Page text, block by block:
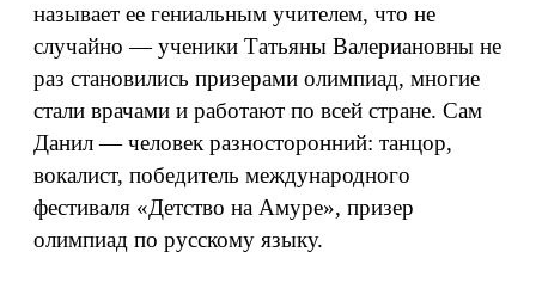
называет ее гениальным учителем, что не
случайно — ученики Татьяны Валериановны не
раз становились призерами олимпиад, многие
стали врачами и работают по всей стране. Сам
Данил — человек разносторонний: танцор,
вокалист, победитель международного
фестиваля «Детство на Амуре», призер
олимпиад по русскому языку.